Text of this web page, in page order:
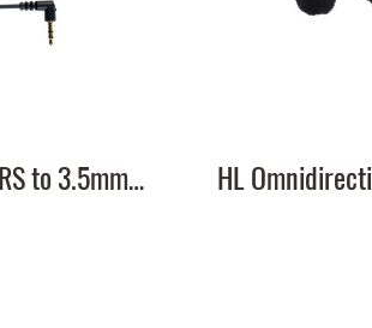
HL 3.5mm TRS to 3.5mm TRS Cable